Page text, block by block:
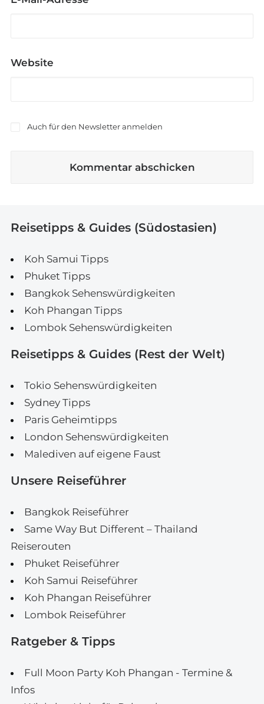
Website
Auch für den Newsletter anmelden
Reisetipps & Guides (Südostasien)
Koh Samui Tipps
Phuket Tipps
Bangkok Sehenswürdigkeiten
Koh Phangan Tipps
Lombok Sehenswürdigkeiten
Reisetipps & Guides (Rest der Welt)
Tokio Sehenswürdigkeiten
Sydney Tipps
Paris Geheimtipps
London Sehenswürdigkeiten
Malediven auf eigene Faust
Unsere Reiseführer
Bangkok Reiseführer
Same Way But Different – Thailand
Reiserouten
Phuket Reiseführer
Koh Samui Reiseführer
Koh Phangan Reiseführer
Lombok Reiseführer
Ratgeber & Tipps
Full Moon Party Koh Phangan - Termine &
Infos